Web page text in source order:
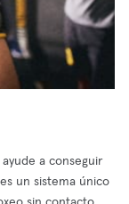
a conseguir
un sistema único